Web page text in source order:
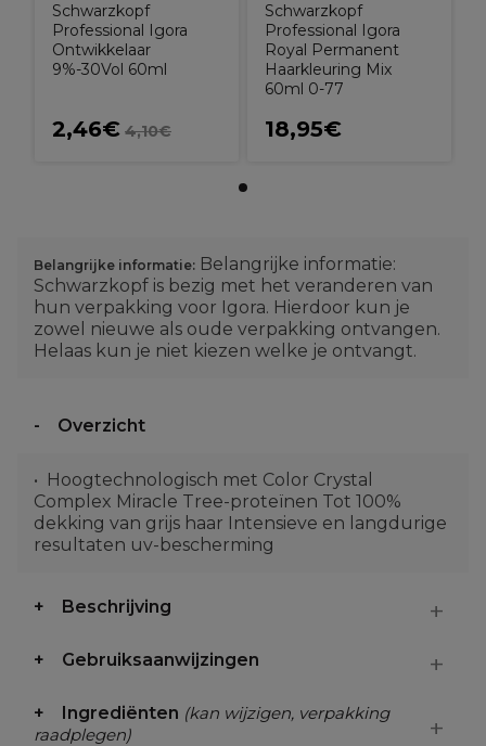
Schwarzkopf
Professional Igora
Ontwikkelaar
9%-30Vol 60ml
2,46€ 4,10€
Schwarzkopf
Professional Igora
Royal Permanent
Haarkleuring Mix
60ml 0-77
18,95€
Belangrijke informatie: Belangrijke informatie:
Schwarzkopf is bezig met het veranderen van
hun verpakking voor Igora. Hierdoor kun je
zowel nieuwe als oude verpakking ontvangen.
Helaas kun je niet kiezen welke je ontvangt.
Overzicht
Hoogtechnologisch met Color Crystal
Complex Miracle Tree-proteïnen Tot 100%
dekking van grijs haar Intensieve en langdurige
resultaten uv-bescherming
Beschrijving
Gebruiksaanwijzingen
Ingrediënten (kan wijzigen, verpakking
raadplegen)